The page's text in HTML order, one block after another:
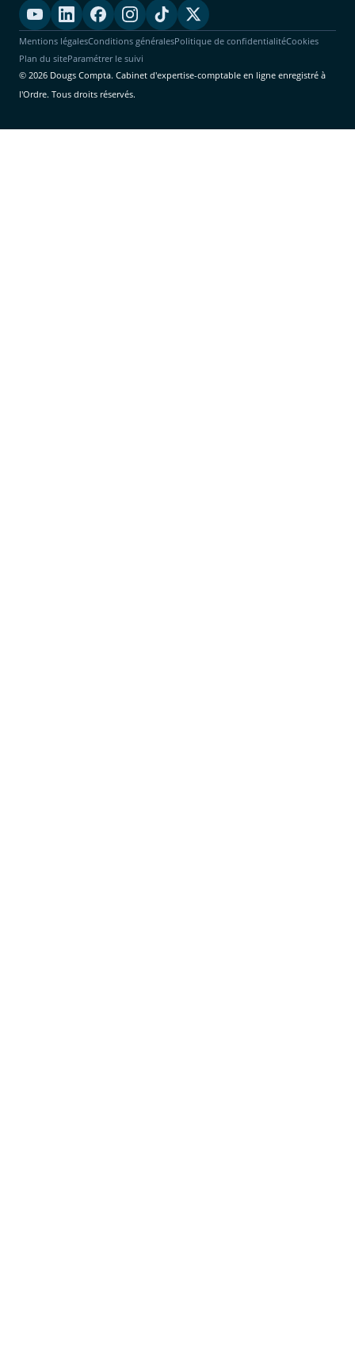
Mentions légalesConditions généralesPolitique de confidentialitéCookies
Plan du siteParamétrer le suivi
© 2026 Dougs Compta. Cabinet d'expertise-comptable en ligne enregistré à
l'Ordre. Tous droits réservés.